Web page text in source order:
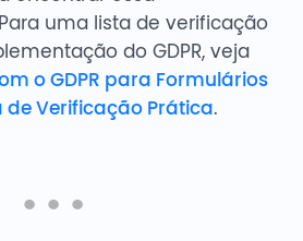
uma lista de verificação
do GDPR, veja
o GDPR para Formulários
de Verificação Prática.